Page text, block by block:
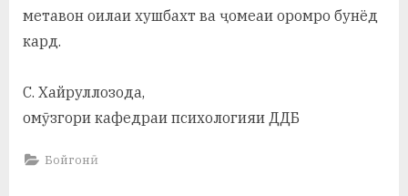
метавон оилаи хушбахт ва ҷомеаи оромро бунёд
кард.
С. Хайруллозода,
омӯзгори кафедраи психологияи ДДБ
Бойгонӣ